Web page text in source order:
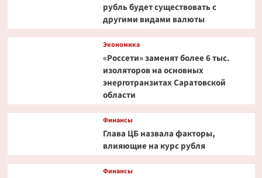
рубль будет существовать с
другими видами валюты
Экономика
«Россети» заменят более 6 тыс.
изоляторов на основных
энерготранзитах Саратовской
области
Финансы
Глава ЦБ назвала факторы,
влияющие на курс рубля
Финансы